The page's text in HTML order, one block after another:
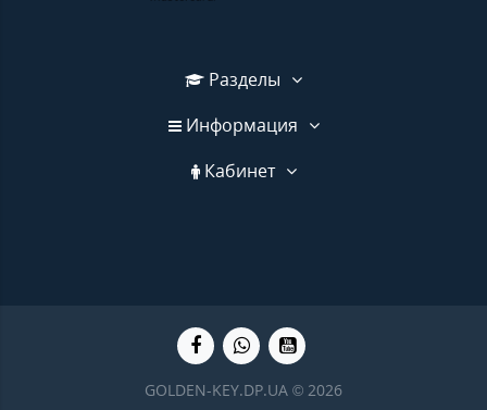
Разделы
Информация
Кабинет
GOLDEN-KEY.DP.UA © 2026